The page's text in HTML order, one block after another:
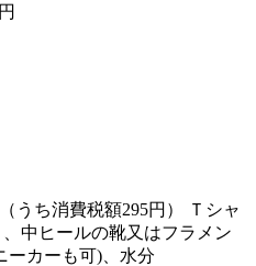
うち消費税額295円）
Ｔシャ
中ヒールの靴又はフラメン
ーカーも可)、水分